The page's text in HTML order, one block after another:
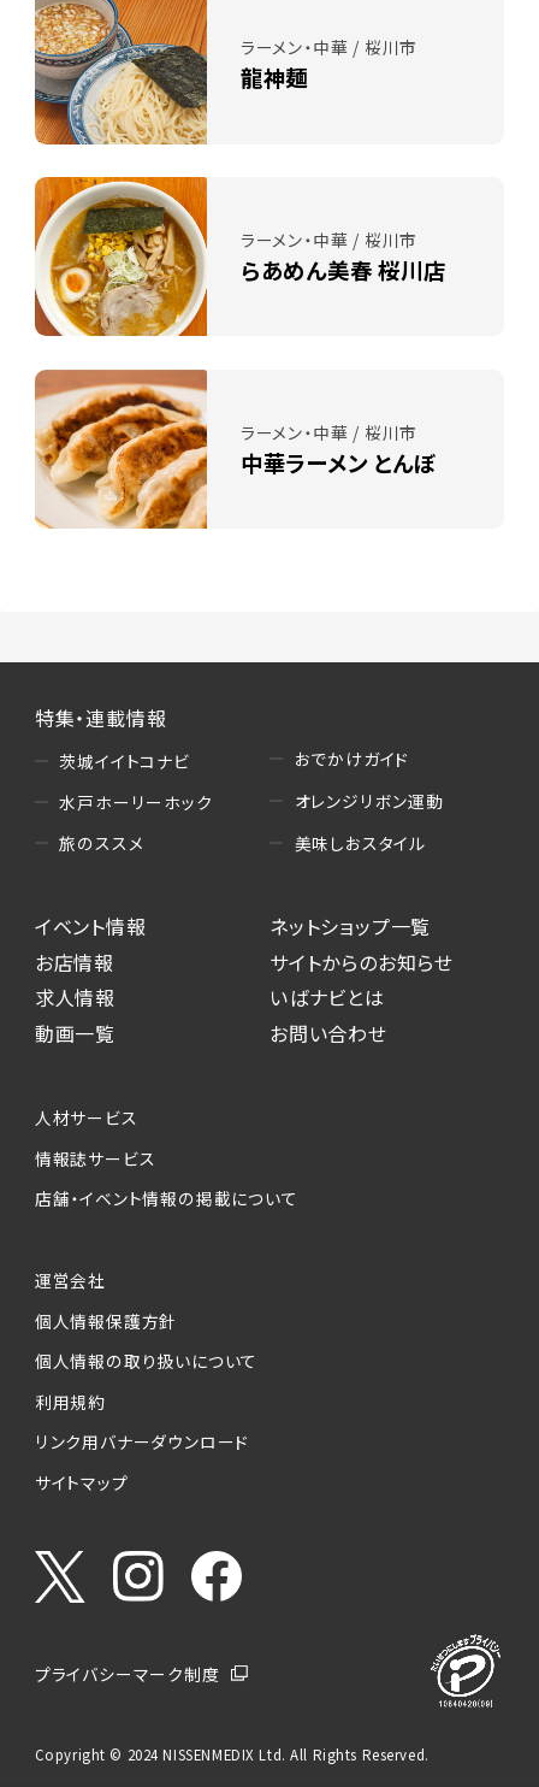
ラーメン・中華 / 桜川市
龍神麺
ラーメン・中華 / 桜川市
らあめん美春 桜川店
ラーメン・中華 / 桜川市
中華ラーメン とんぼ
特集・連載情報
茨城イイトコナビ
水戸ホーリーホック
旅のススメ
おでかけガイド
オレンジリボン運動
美味しおスタイル
イベント情報
お店情報
求人情報
動画一覧
ネットショップ一覧
サイトからのお知らせ
いばナビとは
お問い合わせ
人材サービス
情報誌サービス
店舗・イベント情報の掲載について
運営会社
個人情報保護方針
個人情報の取り扱いについて
利用規約
リンク用バナーダウンロード
サイトマップ
プライバシーマーク制度
Copyright © 2024 NISSENMEDIX Ltd. All Rights Reserved.